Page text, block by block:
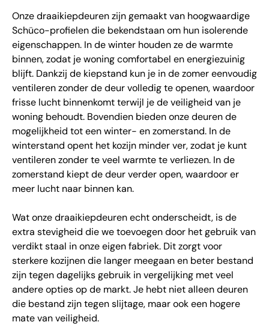
Onze draaikiepdeuren zijn gemaakt van hoogwaardige
Schüco-profielen die bekendstaan om hun isolerende
eigenschappen. In de winter houden ze de warmte
binnen, zodat je woning comfortabel en energiezuinig
blijft. Dankzij de kiepstand kun je in de zomer eenvoudig
ventileren zonder de deur volledig te openen, waardoor
frisse lucht binnenkomt terwijl je de veiligheid van je
woning behoudt. Bovendien bieden onze deuren de
mogelijkheid tot een winter- en zomerstand. In de
winterstand opent het kozijn minder ver, zodat je kunt
ventileren zonder te veel warmte te verliezen. In de
zomerstand kiept de deur verder open, waardoor er
meer lucht naar binnen kan.
Wat onze draaikiepdeuren echt onderscheidt, is de
extra stevigheid die we toevoegen door het gebruik van
verdikt staal in onze eigen fabriek. Dit zorgt voor
sterkere kozijnen die langer meegaan en beter bestand
zijn tegen dagelijks gebruik in vergelijking met veel
andere opties op de markt. Je hebt niet alleen deuren
die bestand zijn tegen slijtage, maar ook een hogere
mate van veiligheid.